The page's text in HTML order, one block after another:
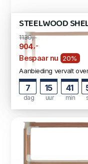
STEELWOOD
1130,-
904,-
Bespaar nu
20%
Aanbieding vervalt
7
dag
15
uur
41
min